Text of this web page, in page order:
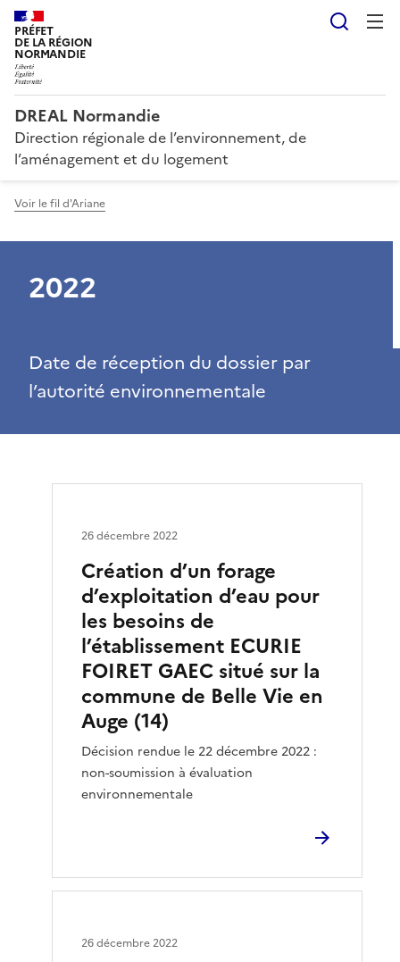
PRÉFET
DE LA RÉGION
NORMANDIE
DREAL Normandie
Direction régionale de l’environnement, de
l’aménagement et du logement
Voir le fil d'Ariane
2022
Date de réception du dossier par
l’autorité environnementale
Création d’un forage
d’exploitation d’eau pour
les besoins de
l’établissement ECURIE
FOIRET GAEC situé sur la
commune de Belle Vie en
Auge (14)
Décision rendue le 22 décembre 2022 :
non-soumission à évaluation
environnementale
26 décembre 2022
26 décembre 2022